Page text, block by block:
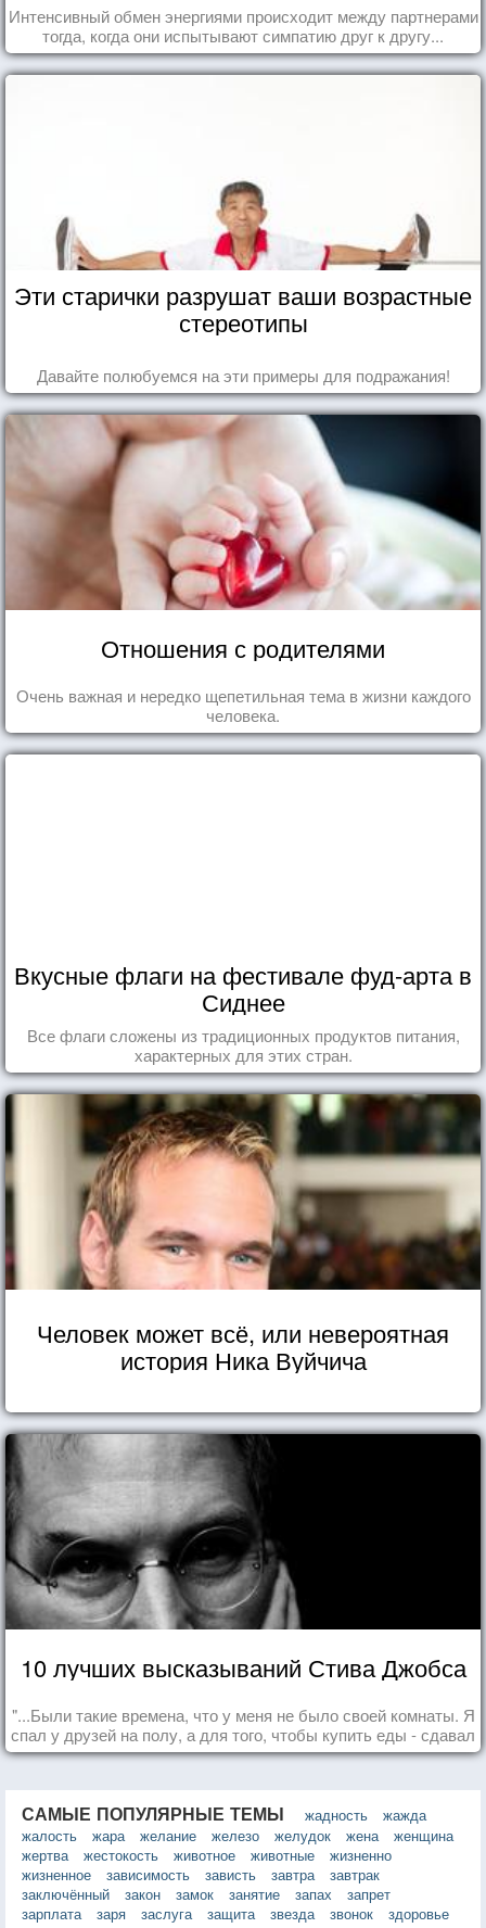
Интенсивный обмен энергиями происходит между партнерами
тогда, когда они испытывают симпатию друг к другу...
Эти старички разрушат ваши возрастные
стереотипы
Давайте полюбуемся на эти примеры для подражания!
Отношения с родителями
Очень важная и нередко щепетильная тема в жизни каждого
человека.
Вкусные флаги на фестивале фуд-арта в
Сиднее
Все флаги сложены из традиционных продуктов питания,
характерных для этих стран.
Человек может всё, или невероятная
история Ника Вуйчича
10 лучших высказываний Стива Джобса
"...Были такие времена, что у меня не было своей комнаты. Я
спал у друзей на полу, а для того, чтобы купить еды - сдавал
бутылки из под кока-колы"
САМЫЕ ПОПУЛЯРНЫЕ ТЕМЫ жадность
жажда
жалость
жара желание железо желудок жена
женщина
жертва
жестокость животное животные
жизненно
жизненное
зависимость зависть завтра
завтрак
заключённый
закон замок занятие запах
запрет
зарплата
заря заслуга защита звезда звонок
здоровье